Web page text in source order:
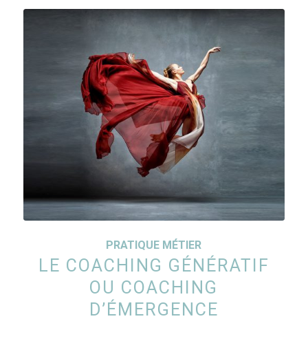
PRATIQUE MÉTIER
LE COACHING GÉNÉRATIF
OU COACHING
D’ÉMERGENCE